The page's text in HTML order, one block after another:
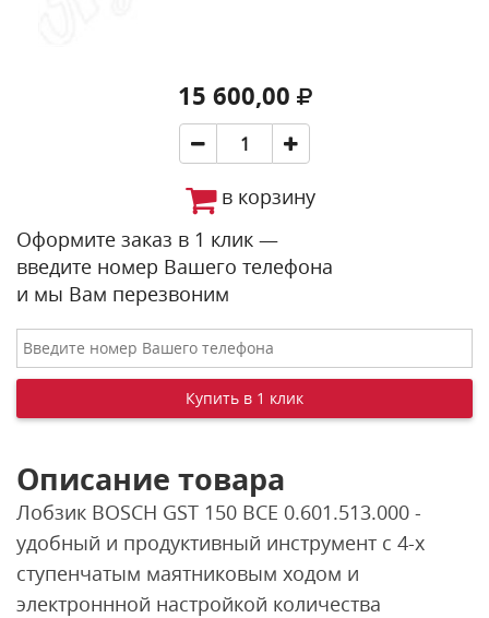
15 600,00
в корзину
Оформите заказ в 1 клик —
введите номер Вашего телефона
и мы Вам перезвоним
Описание товара
Лобзик BOSCH GST 150 BCE 0.601.513.000 -
удобный и продуктивный инструмент с 4-х
ступенчатым маятниковым ходом и
электроннной настройкой количества